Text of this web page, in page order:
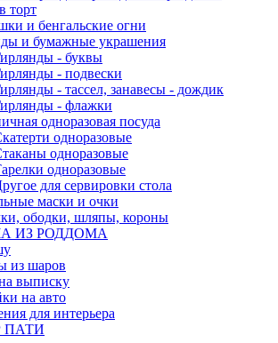
торт
и бенгальские огни
и бумажные украшения
- буквы
- подвески
- тассел, занавесы - дождик
- флажки
одноразовая посуда
одноразовые
одноразовые
одноразовые
для сервировки стола
маски и очки
ободки, шляпы, короны
ИЗ РОДДОМА
из шаров
выписку
на авто
для интерьера
ПАТИ